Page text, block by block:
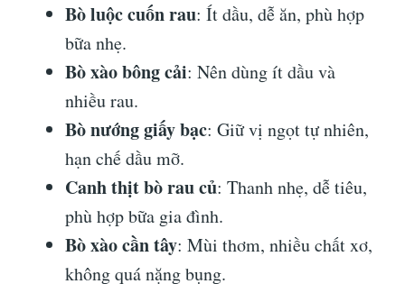
Bò luộc cuốn rau: Ít dầu, dễ ăn, phù hợp
bữa nhẹ.
Bò xào bông cải: Nên dùng ít dầu và
nhiều rau.
Bò nướng giấy bạc: Giữ vị ngọt tự nhiên,
hạn chế dầu mỡ.
Canh thịt bò rau củ: Thanh nhẹ, dễ tiêu,
phù hợp bữa gia đình.
Bò xào cần tây: Mùi thơm, nhiều chất xơ,
không quá nặng bụng.